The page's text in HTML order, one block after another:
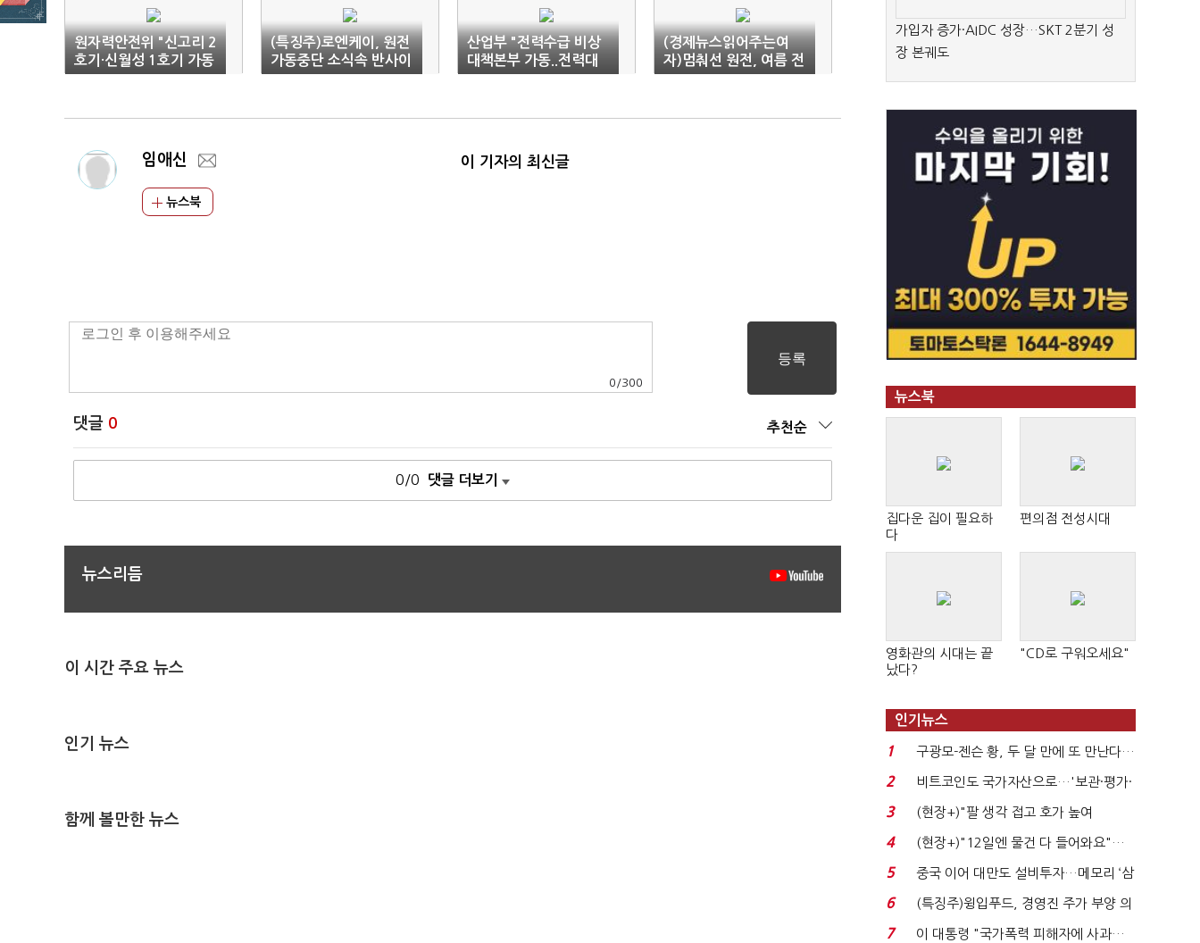
원자력안전위 "신고리 2
호기·신월성 1호기 가동
중단"
(특징주)로엔케이, 원전
가동중단 소식속 반사이
익 '부각'
산업부 "전력수급 비상
대책본부 가동..전력대
란 불가피"
(경제뉴스읽어주는여
자)멈춰선 원전, 여름 전
력 초비상
임애신
뉴스북
이 기자의 최신글
0 /300
댓글 0 추천순
0/0 댓글 더보기
뉴스리듬
이 시간 주요 뉴스
인기 뉴스
함께 볼만한 뉴스
가입자 증가·AIDC 성장…SKT 2분기 성
장 본궤도
뉴스북
집다운 집이 필요하
다
편의점 전성시대
영화관의 시대는 끝
났다?
"CD로 구워오세요"
인기뉴스
1
구광모-젠슨 황, 두 달 만에 또 만난다…
로봇·AI 등 논...
2
비트코인도 국가자산으로…'보관·평가·
처분' 기준은 ...
3
(현장+)"팔 생각 접고 호가 높여
요"…'덜 똘똘한 한 채' 20...
4
(현장+)"12일엔 물건 다 들어와요"…
빈 매대 채우며 문 연 ...
5
중국 이어 대만도 설비투자…메모리 ‘삼
국전쟁’
6
(특징주)윙입푸드, 경영진 주가 부양 의
지에 상한가...
7 이 대통령 "국가폭력 피해자에 사과…